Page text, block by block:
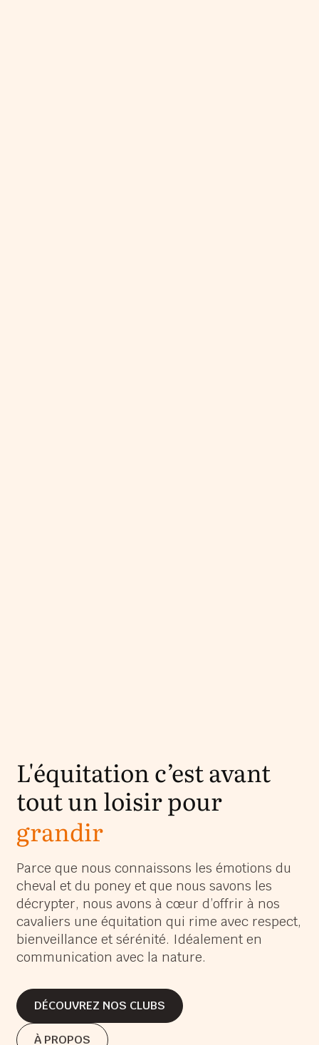
L'équitation c’est avant
tout un loisir pour
grandir
s’épanouir
s’amuser
grandir
Parce que nous connaissons les émotions du
cheval et du poney et que nous savons les
décrypter, nous avons à cœur d’offrir à nos
cavaliers une équitation qui rime avec respect,
bienveillance et sérénité. Idéalement en
communication avec la nature.
DÉCOUVREZ NOS CLUBS
DÉCOUVREZ NOS CLUBS
À PROPOS